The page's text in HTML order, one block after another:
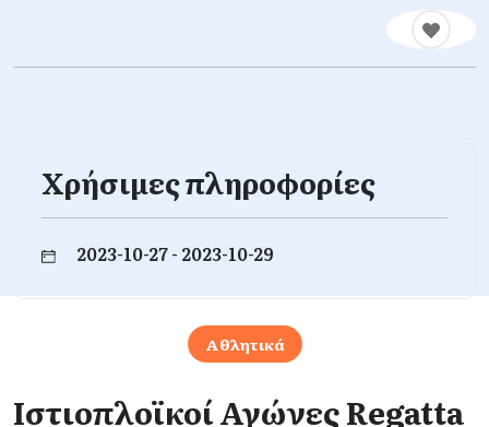
Χρήσιμες πληροφορίες
2023-10-27 - 2023-10-29
Αθλητικά
Iστιοπλοϊκοί Αγώνες Regatta